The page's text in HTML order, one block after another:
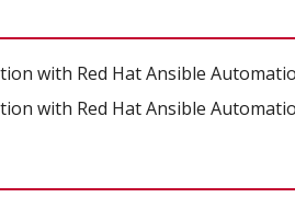
with Red Hat Ansible
with Red Hat Ansible